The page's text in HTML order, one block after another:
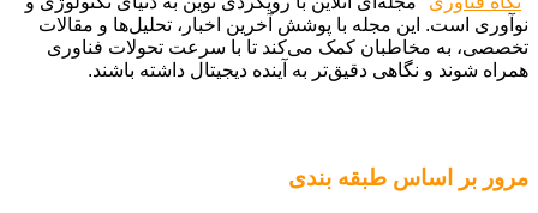
نوآوری است. این مجله با پوشش آخرین اخبار، تحلیل‌ها و مقالات
تخصصی، به مخاطبان کمک می‌کند تا با سرعت تحولات فناوری
همراه شوند و نگاهی دقیق‌تر به آینده دیجیتال داشته باشند.
مرور بر اساس طبقه بندی